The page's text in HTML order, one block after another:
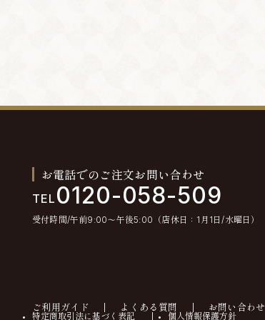
お電話でのご注文お問い合わせ
TEL 0120-058-509
受付時間/午前9:00〜午後5:00（店休日：1月1日/水曜日）
ご利用ガイド よくある質問 お問い合わせ
特定商取引法に基づく表記 個人情報保護方針